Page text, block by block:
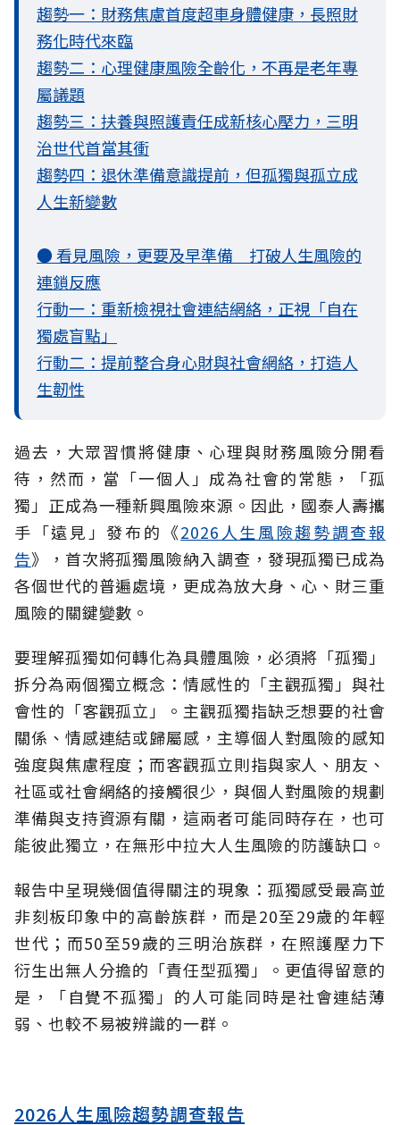
趨勢一：財務焦慮首度超車身體健康，長照財
務化時代來臨
趨勢二：心理健康風險全齡化，不再是老年專
屬議題
趨勢三：扶養與照護責任成新核心壓力，三明
治世代首當其衝
趨勢四：退休準備意識提前，但孤獨與孤立成
人生新變數
● 看見風險，更要及早準備 打破人生風險的
連鎖反應
行動一：重新檢視社會連結網絡，正視「自在
獨處盲點」
行動二：提前整合身心財與社會網絡，打造人
生韌性
過去，大眾習慣將健康、心理與財務風險分開看
待，然而，當「一個人」成為社會的常態，「孤
獨」正成為一種新興風險來源。因此，國泰人壽攜
手「遠見」發布的《2026人生風險趨勢調查報
告》，首次將孤獨風險納入調查，發現孤獨已成為
各個世代的普遍處境，更成為放大身、心、財三重
風險的關鍵變數。
要理解孤獨如何轉化為具體風險，必須將「孤獨」
拆分為兩個獨立概念：情感性的「主觀孤獨」與社
會性的「客觀孤立」。主觀孤獨指缺乏想要的社會
關係、情感連結或歸屬感，主導個人對風險的感知
強度與焦慮程度；而客觀孤立則指與家人、朋友、
社區或社會網絡的接觸很少，與個人對風險的規劃
準備與支持資源有關，這兩者可能同時存在，也可
能彼此獨立，在無形中拉大人生風險的防護缺口。
報告中呈現幾個值得關注的現象：孤獨感受最高並
非刻板印象中的高齡族群，而是20至29歲的年輕
世代；而50至59歲的三明治族群，在照護壓力下
衍生出無人分擔的「責任型孤獨」。更值得留意的
是，「自覺不孤獨」的人可能同時是社會連結薄
弱、也較不易被辨識的一群。
2026人生風險趨勢調查報告